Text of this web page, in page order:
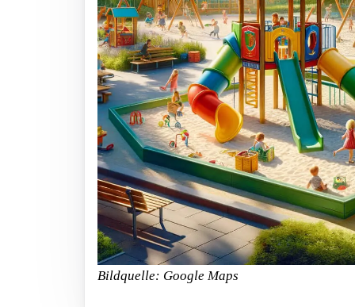
Bildquelle: Google Maps